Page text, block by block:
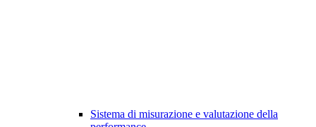
Sistema di misurazione e valutazione della